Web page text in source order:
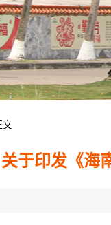
文
关于印发《海